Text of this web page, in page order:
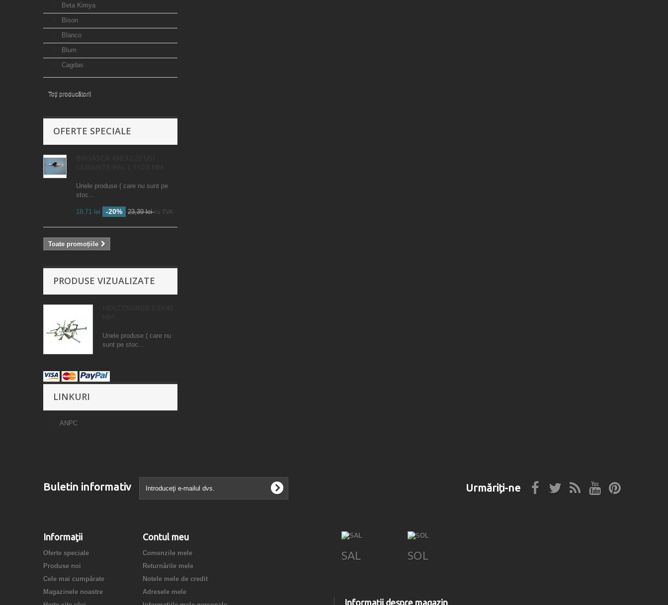
Beta Kimya
Bison
Blanco
Blum
Cagdas
Toți producătorii
OFERTE SPECIALE
Unele produse ( care nu sunt pe
stoc...
18,71 lei -20% 23,39 leicu TVA
Toate promoțiile
PRODUSE VIZUALIZATE
Unele produse ( care nu
sunt pe stoc...
LINKURI
ANPC
Buletin informativ Urmăriți-ne
Informaţii
Oferte speciale
Produse noi
Cele mai cumpărate
Magazinele noastre
Contul meu
Comenzile mele
Returnările mele
Notele mele de credit
Adresele mele
SAL SOL
Informații despre magazin